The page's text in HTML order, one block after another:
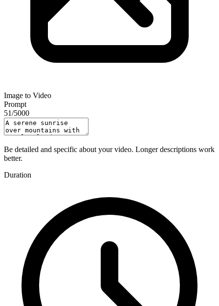
Image to Video
Prompt
51/5000
Be detailed and specific about your video. Longer descriptions work
better.
Duration